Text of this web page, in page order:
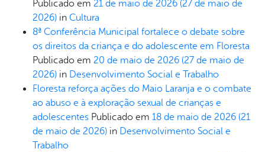
Publicado em 21 de maio de 2026 (27 de maio de
2026) in Cultura
8ª Conferência Municipal fortalece o debate sobre
os direitos da criança e do adolescente em Floresta
Publicado em 20 de maio de 2026 (27 de maio de
2026) in Desenvolvimento Social e Trabalho
Floresta reforça ações do Maio Laranja e o combate
ao abuso e à exploração sexual de crianças e
adolescentes Publicado em 18 de maio de 2026 (21
de maio de 2026) in Desenvolvimento Social e
Trabalho